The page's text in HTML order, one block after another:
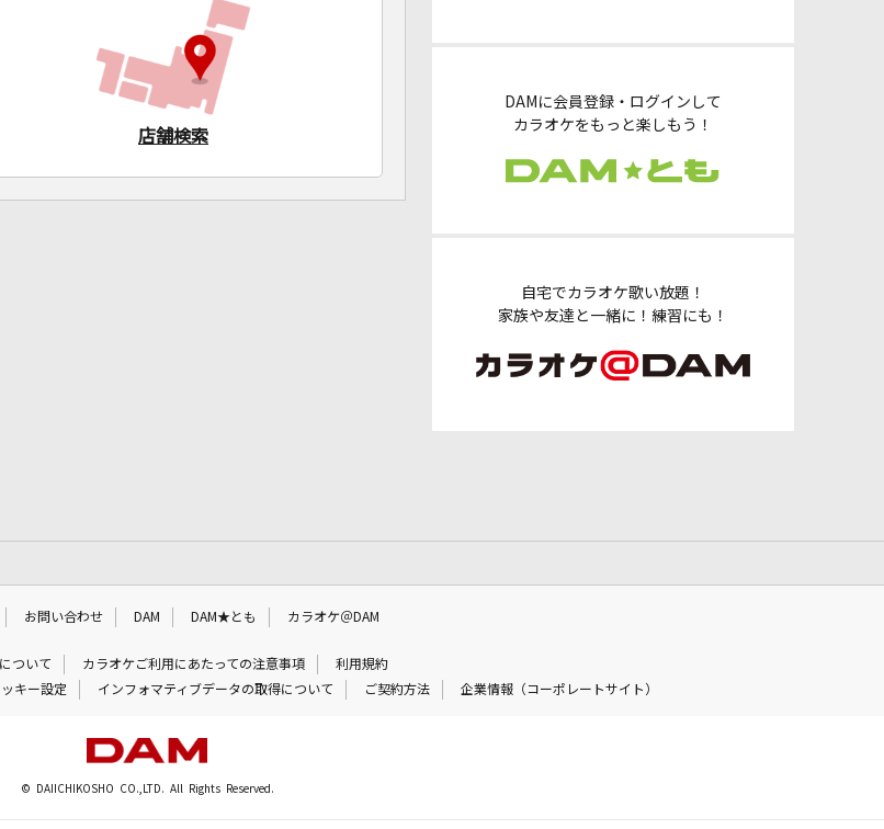
DAMに会員登録・ログインして
カラオケをもっと楽しもう！
自宅でカラオケ歌い放題！
家族や友達と一緒に！練習にも！
店舗検索
お問い合わせ DAM DAM★とも カラオケ＠DAM
ついて カラオケご利用にあたっての注意事項
利用規約
キー設定 インフォマティブデータの取得について ご契約方法 企業情報（コーポレートサイト）
© DAIICHIKOSHO CO.,LTD. All Rights Reserved.